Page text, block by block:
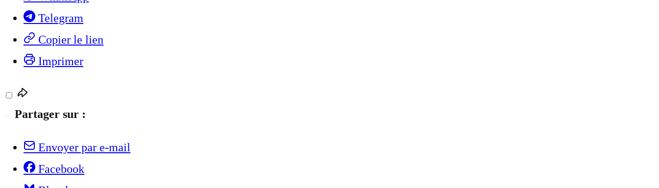
Telegram
Copier le lien
Imprimer
Partager sur :
Envoyer par e-mail
Facebook